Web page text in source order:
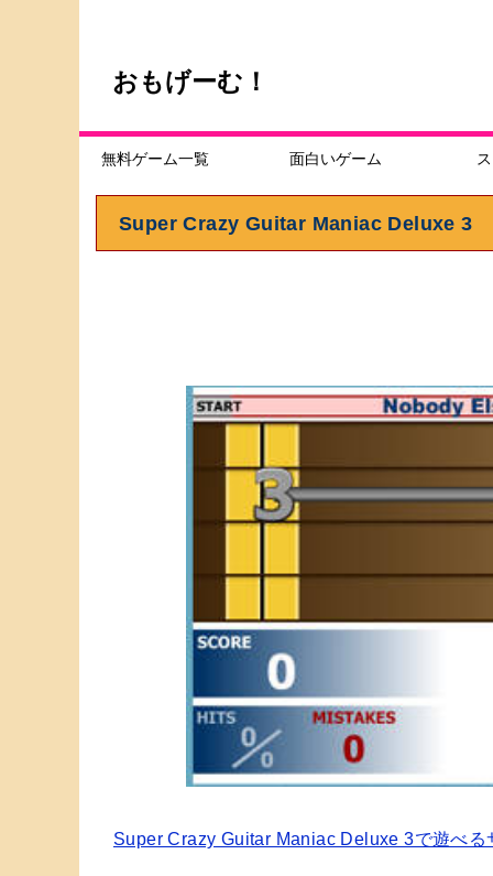
おもげーむ！
無料ゲーム一覧 面白いゲーム
Super Crazy Guitar Maniac Deluxe 3
Super Crazy Guitar Maniac Deluxe 3で遊べる